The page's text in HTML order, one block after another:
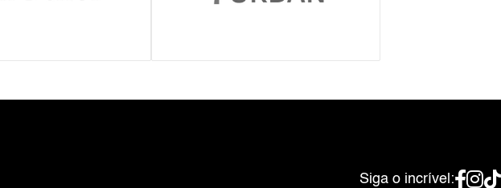
Siga o incrível: